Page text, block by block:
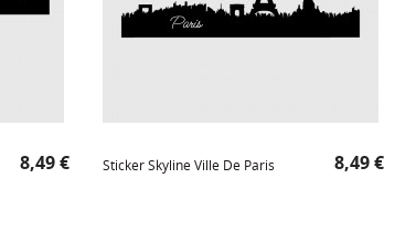
Prix
8,49 € Sticker Skyline Ville De Paris Prix
8,49 €